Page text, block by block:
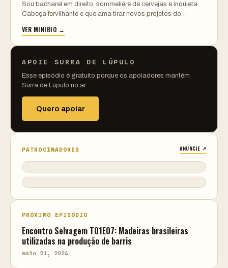
Sou bacharel em direito, sommelière de cervejas e inquieta.
Cabeça fervilhante e que ama tirar novos projetos do…
VER MINIBIO →
APOIE SURRA DE LÚPULO
Esse episódio é gratuito porque os apoiadores mantêm
Surra de Lúpulo no ar.
Quero apoiar
PATROCINADORES ANUNCIE ↗
PRÓXIMO EPISÓDIO
Encontro Selvagem T01E07: Madeiras brasileiras
utilizadas na produção de barris
maio 21, 2024